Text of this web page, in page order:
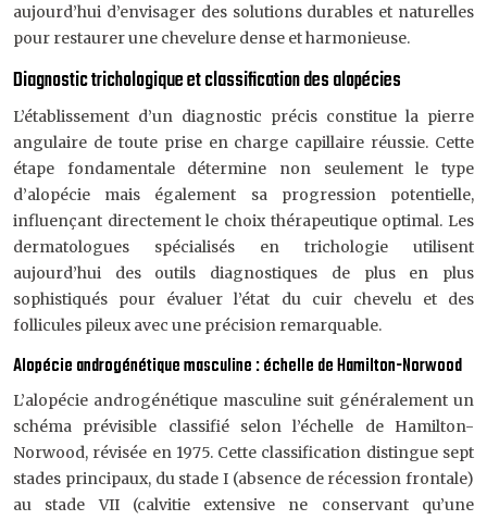
aujourd’hui d’envisager des solutions durables et naturelles
pour restaurer une chevelure dense et harmonieuse.
Diagnostic trichologique et classification des alopécies
L’établissement d’un diagnostic précis constitue la pierre
angulaire de toute prise en charge capillaire réussie. Cette
étape fondamentale détermine non seulement le type
d’alopécie mais également sa progression potentielle,
influençant directement le choix thérapeutique optimal. Les
dermatologues spécialisés en trichologie utilisent
aujourd’hui des outils diagnostiques de plus en plus
sophistiqués pour évaluer l’état du cuir chevelu et des
follicules pileux avec une précision remarquable.
Alopécie androgénétique masculine : échelle de Hamilton-Norwood
L’alopécie androgénétique masculine suit généralement un
schéma prévisible classifié selon l’échelle de Hamilton-
Norwood, révisée en 1975. Cette classification distingue sept
stades principaux, du stade I (absence de récession frontale)
au stade VII (calvitie extensive ne conservant qu’une